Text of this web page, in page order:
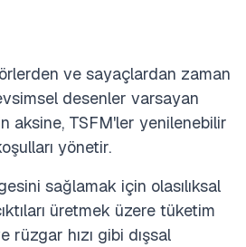
ve sayaçlardan zaman
desenler varsayan
aksine, TSFM'ler yenilenebilir
yönetir.
sağlamak için olasılıksal
üretmek üzere tüketim
rüzgar hızı gibi dışsal